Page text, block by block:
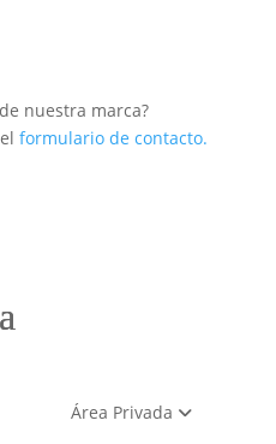
nuestra marca?
formulario de contacto.
Área Privada